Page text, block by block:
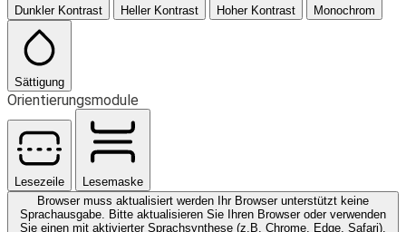
Dunkler Kontrast Heller Kontrast Hoher Kontrast Monochrom
Sättigung
Orientierungsmodule
Lesezeile
Lesemaske
Browser muss aktualisiert werden Ihr Browser unterstützt keine
Sprachausgabe. Bitte aktualisieren Sie Ihren Browser oder verwenden
Sie einen mit aktivierter Sprachsynthese (z.B. Chrome, Edge, Safari).